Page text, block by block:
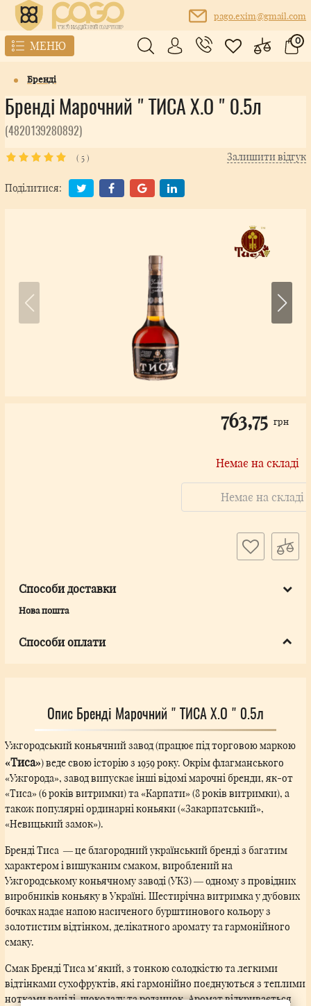
pago.exim@gmail.com
МЕНЮ 0
Бренді
Бренді Марочний " ТИСА X.O " 0.5л
(4820139280892)
( 5) Залишити відгук
Поділитися:
763,75 грн
Немає на складі
Немає на складі
Способи доставки
Нова пошта
Способи оплати
Опис Бренді Марочний " ТИСА X.O " 0.5л
Ужгородський коньячний завод (працює під торговою маркою
«Тиса») веде свою історію з 1959 року. Окрім флагманського
«Ужгорода», завод випускає інші відомі марочні бренди, як-от
«Тиса» (6 років витримки) та «Карпати» (8 років витримки), а
також популярні ординарні коньяки («Закарпатський»,
«Невицький замок»).
Бренді Тиса — це благородний український бренді з багатим
характером і вишуканим смаком, вироблений на
Ужгородському коньячному заводі (УКЗ) — одному з провідних
виробників коньяку в Україні. Шестирічна витримка у дубових
бочках надає напою насиченого бурштинового кольору з
золотистим відтінком, делікатного аромату та гармонійного
смаку.
Смак Бренді Тиса м’який, з тонкою солодкістю та легкими
відтінками сухофруктів, які гармонійно поєднуються з теплими
нотками ванілі, шоколаду та родзинок. Аромат відкривається